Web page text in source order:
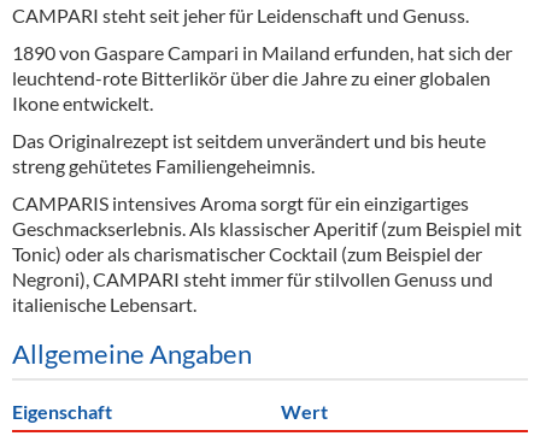
CAMPARI steht seit jeher für Leidenschaft und Genuss.
1890 von Gaspare Campari in Mailand erfunden, hat sich der
leuchtend-rote Bitterlikör über die Jahre zu einer globalen
Ikone entwickelt.
Das Originalrezept ist seitdem unverändert und bis heute
streng gehütetes Familiengeheimnis.
CAMPARIS intensives Aroma sorgt für ein einzigartiges
Geschmackserlebnis. Als klassischer Aperitif (zum Beispiel mit
Tonic) oder als charismatischer Cocktail (zum Beispiel der
Negroni), CAMPARI steht immer für stilvollen Genuss und
italienische Lebensart.
Allgemeine Angaben
Eigenschaft
Wert